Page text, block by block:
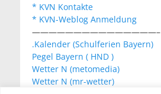
* KVN Kontakte
* KVN-Weblog Anmeldung
———————————————–
.Kalender (Schulferien Bayern)
Pegel Bayern ( HND )
Wetter N (metomedia)
Wetter N (mr-wetter)